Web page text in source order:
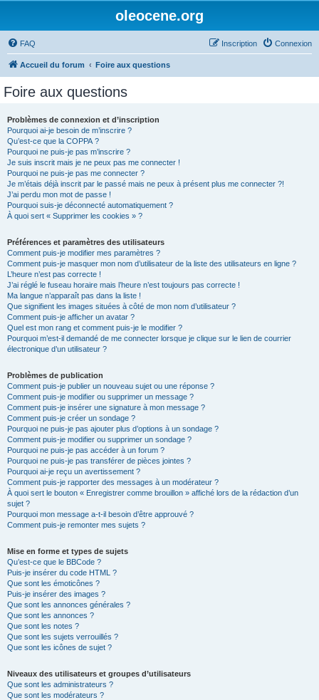
oleocene.org
FAQ Connexion
Inscription
Accueil du forum Foire aux questions
Foire aux questions
Problèmes de connexion et d’inscription
Pourquoi ai-je besoin de m’inscrire ?
Qu’est-ce que la COPPA ?
Pourquoi ne puis-je pas m’inscrire ?
Je suis inscrit mais je ne peux pas me connecter !
Pourquoi ne puis-je pas me connecter ?
Je m’étais déjà inscrit par le passé mais ne peux à présent plus me connecter ?!
J’ai perdu mon mot de passe !
Pourquoi suis-je déconnecté automatiquement ?
À quoi sert « Supprimer les cookies » ?
Préférences et paramètres des utilisateurs
Comment puis-je modifier mes paramètres ?
Comment puis-je masquer mon nom d’utilisateur de la liste des utilisateurs en ligne ?
L’heure n’est pas correcte !
J’ai réglé le fuseau horaire mais l’heure n’est toujours pas correcte !
Ma langue n’apparaît pas dans la liste !
Que signifient les images situées à côté de mon nom d’utilisateur ?
Comment puis-je afficher un avatar ?
Quel est mon rang et comment puis-je le modifier ?
Pourquoi m’est-il demandé de me connecter lorsque je clique sur le lien de courrier
électronique d’un utilisateur ?
Problèmes de publication
Comment puis-je publier un nouveau sujet ou une réponse ?
Comment puis-je modifier ou supprimer un message ?
Comment puis-je insérer une signature à mon message ?
Comment puis-je créer un sondage ?
Pourquoi ne puis-je pas ajouter plus d’options à un sondage ?
Comment puis-je modifier ou supprimer un sondage ?
Pourquoi ne puis-je pas accéder à un forum ?
Pourquoi ne puis-je pas transférer de pièces jointes ?
Pourquoi ai-je reçu un avertissement ?
Comment puis-je rapporter des messages à un modérateur ?
À quoi sert le bouton « Enregistrer comme brouillon » affiché lors de la rédaction d’un
sujet ?
Pourquoi mon message a-t-il besoin d’être approuvé ?
Comment puis-je remonter mes sujets ?
Mise en forme et types de sujets
Qu’est-ce que le BBCode ?
Puis-je insérer du code HTML ?
Que sont les émoticônes ?
Puis-je insérer des images ?
Que sont les annonces générales ?
Que sont les annonces ?
Que sont les notes ?
Que sont les sujets verrouillés ?
Que sont les icônes de sujet ?
Niveaux des utilisateurs et groupes d’utilisateurs
Que sont les administrateurs ?
Que sont les modérateurs ?